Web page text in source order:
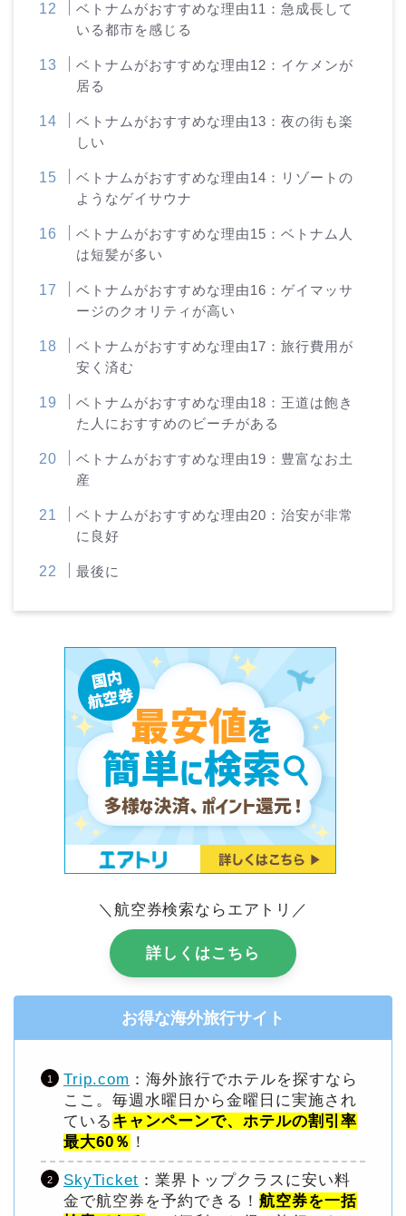
ベトナムがおすすめな理由11：急成長して
いる都市を感じる
ベトナムがおすすめな理由12：イケメンが
居る
ベトナムがおすすめな理由13：夜の街も楽
しい
ベトナムがおすすめな理由14：リゾートの
ようなゲイサウナ
ベトナムがおすすめな理由15：ベトナム人
は短髪が多い
ベトナムがおすすめな理由16：ゲイマッサ
ージのクオリティが高い
ベトナムがおすすめな理由17：旅行費用が
安く済む
ベトナムがおすすめな理由18：王道は飽き
た人におすすめのビーチがある
ベトナムがおすすめな理由19：豊富なお土
産
ベトナムがおすすめな理由20：治安が非常
に良好
最後に
＼航空券検索ならエアトリ／
詳しくはこちら
お得な海外旅行サイト
Trip.com ：海外旅行でホテルを探すなら
ここ。毎週水曜日から金曜日に実施され
ている キャンペーンで、ホテルの割引率
最大60％ ！
SkyTicket ：業界トップクラスに安い料
金で航空券を予約できる！ 航空券を一括